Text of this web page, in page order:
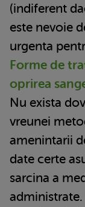
(indiferent
este nevoie
urgenta
Forme de
oprirea
Nu exista
vreunei
amenintarii
date certe
sarcina a